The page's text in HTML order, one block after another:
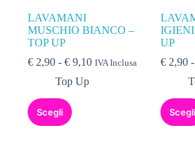
LAVAMANI
MUSCHIO BIANCO –
TOP UP
€ 2,90 - € 9,10 IVA Inclusa
Top Up
Scegli
UP
€ 2,90 -
Scegli